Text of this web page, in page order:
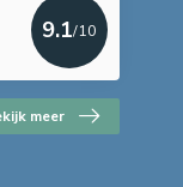
9.1/10
meer